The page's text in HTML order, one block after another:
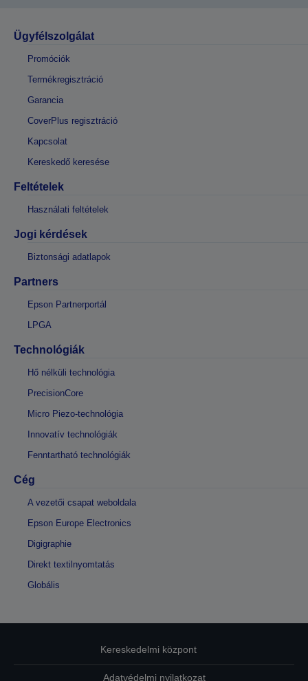
Ügyfélszolgálat
Promóciók
Termékregisztráció
Garancia
CoverPlus regisztráció
Kapcsolat
Kereskedő keresése
Feltételek
Használati feltételek
Jogi kérdések
Biztonsági adatlapok
Partners
Epson Partnerportál
LPGA
Technológiák
Hő nélküli technológia
PrecisionCore
Micro Piezo-technológia
Innovatív technológiák
Fenntartható technológiák
Cég
A vezetői csapat weboldala
Epson Europe Electronics
Digigraphie
Direkt textilnyomtatás
Globális
Kereskedelmi központ
Adatvédelmi nyilatkozat